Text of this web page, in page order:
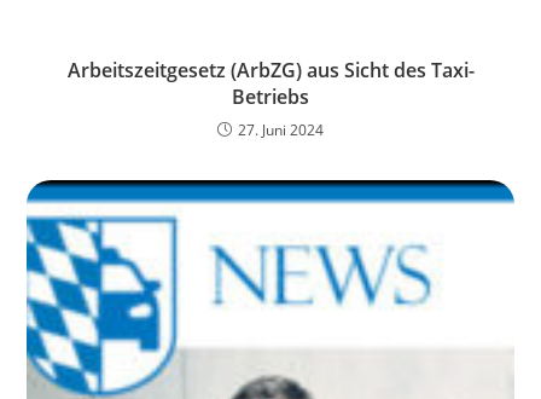
Arbeitszeitgesetz (ArbZG) aus Sicht des Taxi-
Betriebs
27. Juni 2024